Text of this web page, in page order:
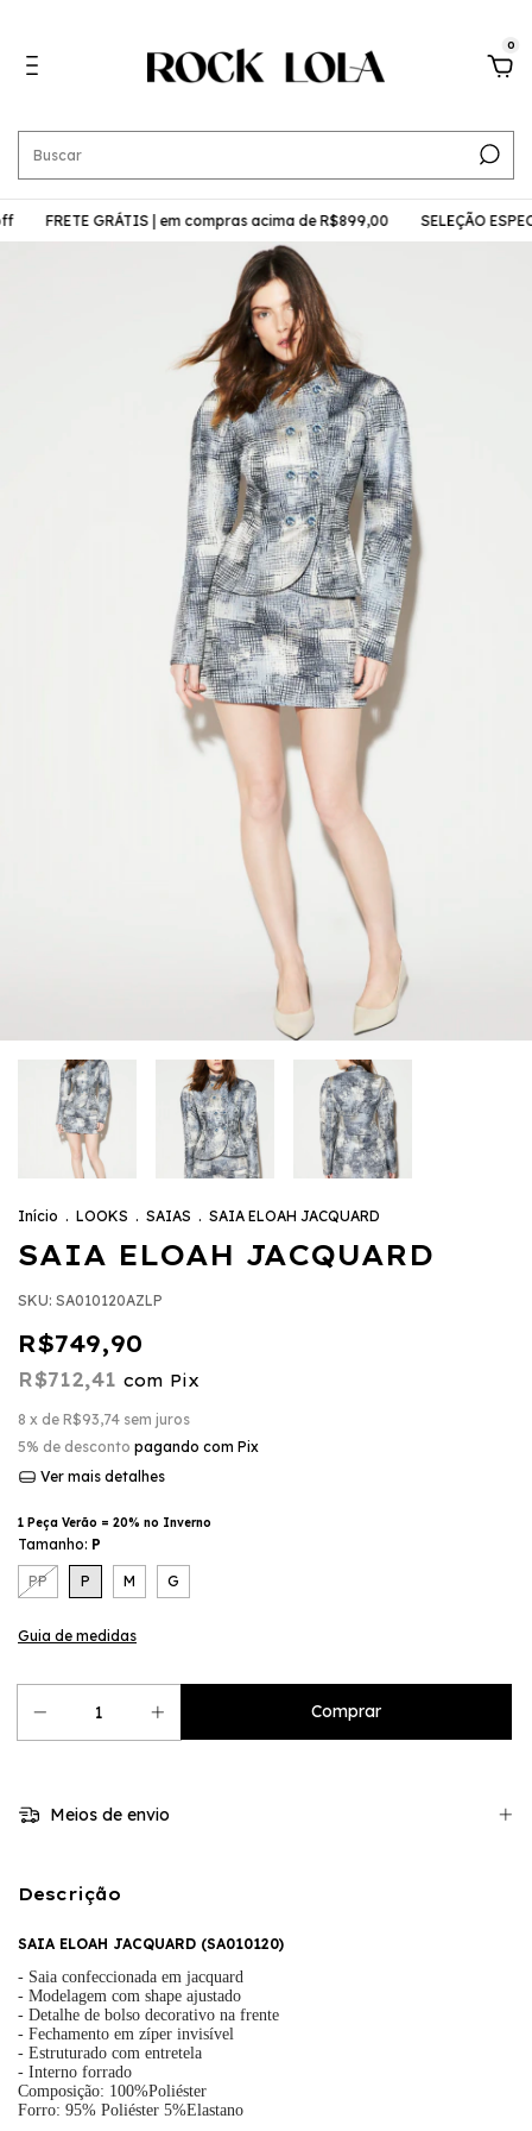
0
FRETE GRÁTIS | em compras acima de R$899,00 SELEÇÃO ESPECIAL
Início . LOOKS . SAIAS . SAIA ELOAH JACQUARD
SAIA ELOAH JACQUARD
SKU: SA010120AZLP
R$749,90
R$712,41 com Pix
8 x de R$93,74 sem juros
5% de desconto pagando com Pix
Ver mais detalhes
1 Peça Verão = 20% no Inverno
Tamanho: P
PP P M G
Guia de medidas
Meios de envio
Descrição
SAIA ELOAH JACQUARD (SA010120)
- Saia confeccionada em jacquard
- Modelagem com shape ajustado
- Detalhe de bolso decorativo na frente
- Fechamento em zíper invisível
- Estruturado com entretela
- Interno forrado
Composição: 100%Poliéster
Forro: 95% Poliéster 5%Elastano